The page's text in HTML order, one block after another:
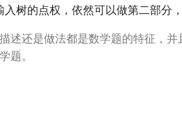
树的点权，依然可以做第二部分
述还是做法都是数学题的特征，
题。